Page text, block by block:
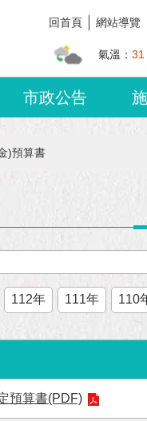
回首頁 網站導覽
氣溫：
市政公告
)預算書
112年 111年 110
預算書(PDF)